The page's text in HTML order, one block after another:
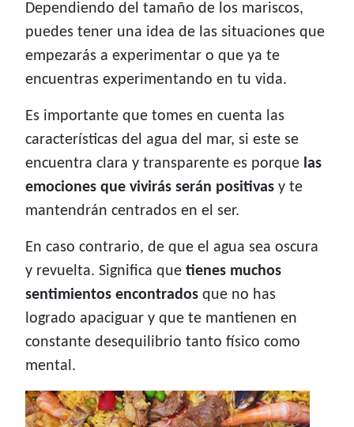
Dependiendo del tamaño de los mariscos,
puedes tener una idea de las situaciones que
empezarás a experimentar o que ya te
encuentras experimentando en tu vida.
Es importante que tomes en cuenta las
características del agua del mar, si este se
encuentra clara y transparente es porque las
emociones que vivirás serán positivas y te
mantendrán centrados en el ser.
En caso contrario, de que el agua sea oscura
y revuelta. Significa que tienes muchos
sentimientos encontrados que no has
logrado apaciguar y que te mantienen en
constante desequilibrio tanto físico como
mental.